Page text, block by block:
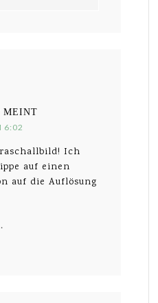
MEINT
6:02
Ich
auf einen
auf die Auflösung